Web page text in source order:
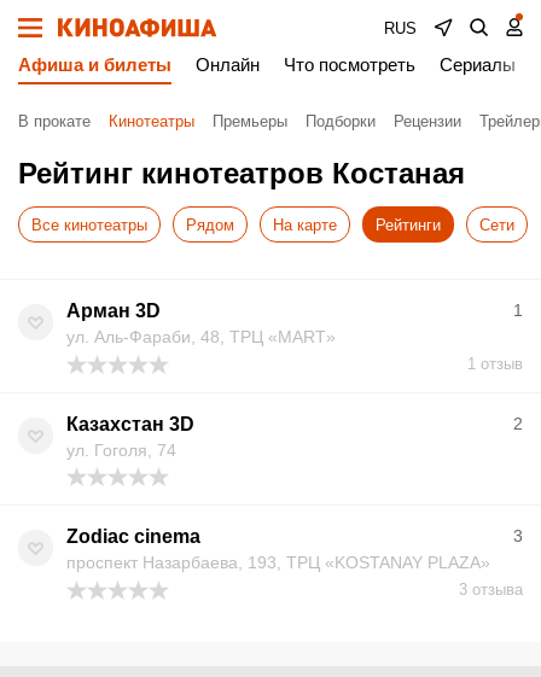
RUS
Афиша и билеты Онлайн Что посмотреть Сериалы
В прокате Кинотеатры Премьеры Подборки Рецензии
Рейтинг кинотеатров Костаная
Все кинотеатры Рядом На карте Рейтинги Сети
1
Арман 3D
ул. Аль-Фараби, 48, ТРЦ «MART»
1 отзыв
2
Казахстан 3D
ул. Гоголя, 74
3
Zodiac cinema
проспект Назарбаева, 193, ТРЦ «KOSTANAY PLAZA»
3 отзыва